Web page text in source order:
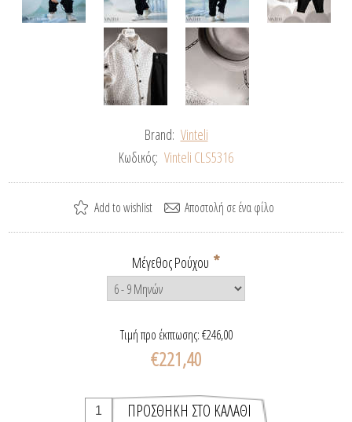
Brand: Vinteli
Κωδικός: Vinteli CLS5316
Μέγεθος Ρούχου *
Τιμή προ έκπτωσης:€246,00
€221,40